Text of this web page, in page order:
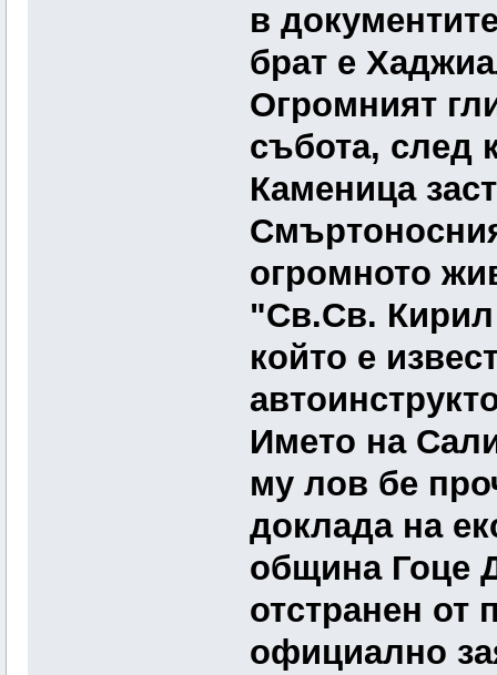
в
брат е
Огромният
събота, след
Каменица
огромното
"Св.Св.
който е
Името на
му лов бе
доклада на
община Гоце
отстранен от
официално